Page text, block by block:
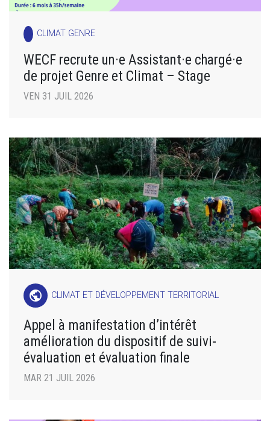
CLIMAT GENRE
WECF recrute un·e Assistant·e chargé·e
de projet Genre et Climat – Stage
VEN 31 JUIL 2026
public CLIMAT ET DÉVELOPPEMENT TERRITORIAL
Appel à manifestation d’intérêt
amélioration du dispositif de suivi-
évaluation et évaluation finale
MAR 21 JUIL 2026